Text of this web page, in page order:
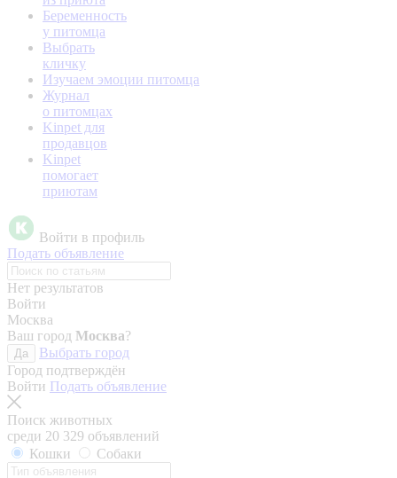
Беременность
у питомца
Выбрать
кличку
Изучаем эмоции питомца
Журнал
о питомцах
Kinpet для
продавцов
Kinpet
помогает
приютам
Войти в профиль
Подать объявление
Нет результатов
Войти
Москва
Ваш город Москва?
Да
Выбрать город
Город подтверждён
Войти Подать объявление
Поиск животных
среди 20 329 объявлений
Кошки
Собаки